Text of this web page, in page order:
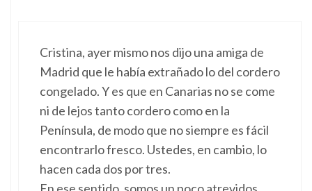
Cristina, ayer mismo nos dijo una amiga de
Madrid que le había extrañado lo del cordero
congelado. Y es que en Canarias no se come
ni de lejos tanto cordero como en la
Península, de modo que no siempre es fácil
encontrarlo fresco. Ustedes, en cambio, lo
hacen cada dos por tres.